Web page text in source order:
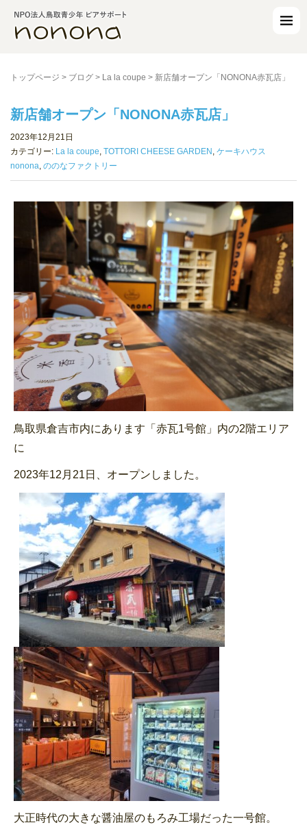
トップページ > ブログ > La la coupe > 新店舗オープン「NONONA赤瓦店」
新店舗オープン「NONONA赤瓦店」
2023年12月21日
カテゴリー: La la coupe, TOTTORI CHEESE GARDEN , ケーキハウス
nonona, ののなファクトリー
鳥取県倉吉市内にあります「赤瓦1号館」内の2階エリア
に
2023年12月21日、オープンしました。
大正時代の大きな醤油屋のもろみ工場だった一号館。